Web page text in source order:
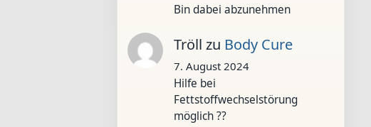
Bin dabei abzunehmen
Tröll zu Body Cure
7. August 2024
Hilfe bei
Fettstoffwechselstörung
möglich ??